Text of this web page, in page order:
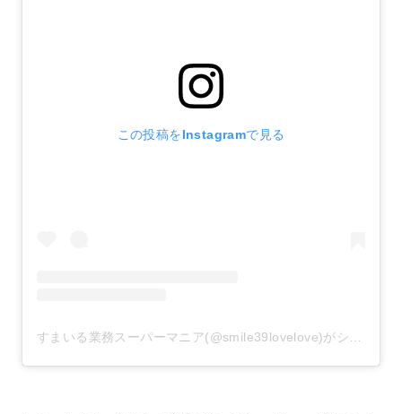
この投稿をInstagramで見る